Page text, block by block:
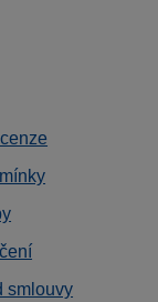
smlouvy